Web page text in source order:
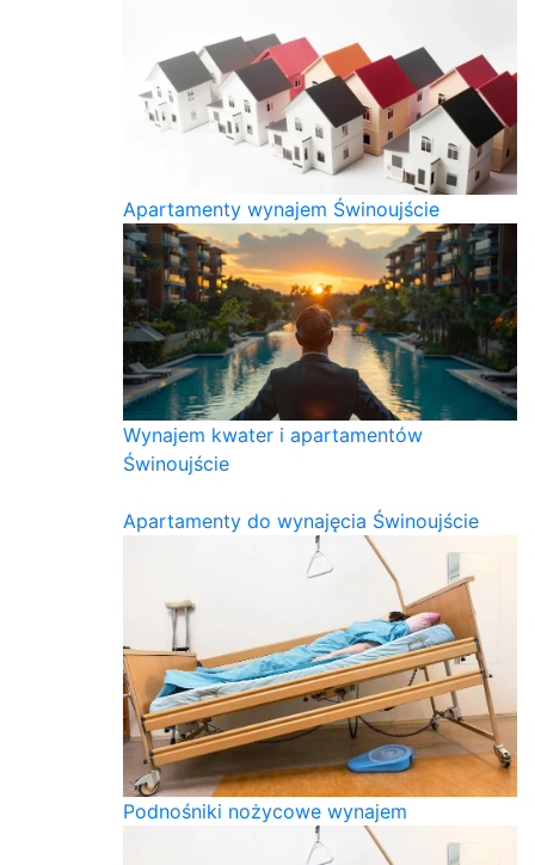
Apartamenty wynajem Świnoujście
Wynajem kwater i apartamentów
Świnoujście
Apartamenty do wynajęcia Świnoujście
Podnośniki nożycowe wynajem